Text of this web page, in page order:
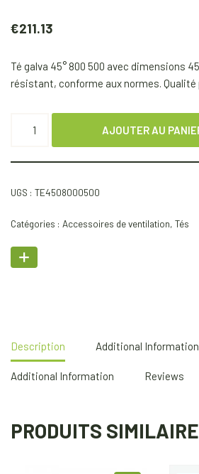
€211.13
Té galva 45° 800 500 avec dimensions
résistant, conforme aux normes. Qualité
AJOUTER AU
UGS : TE4508000500
Catégories : Accessoires de ventilation, Tés
Description Additional Information
Additional Information Reviews
PRODUITS